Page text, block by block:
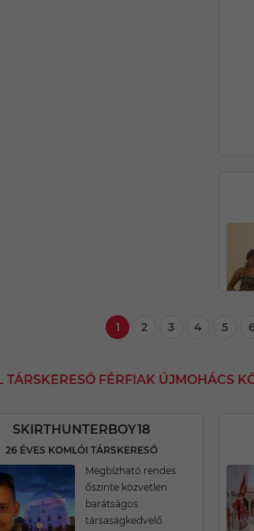
1 2 3 4 5
TÁRSKERESŐ FÉRFIAK ÚJMOHÁCS
SKIRTHUNTERBOY18
26 ÉVES KOMLÓI TÁRSKERESŐ
Megbízható rendes
őszinte közvetlen
barátságos
társaságkedvelő